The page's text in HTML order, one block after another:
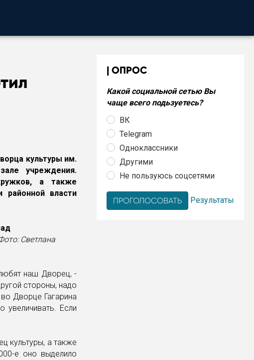
культуры им.
учреждения.
а также
районной власти
Светлана
наш Дворец, -
стороны, надо
Дворце Гагарина
увеличивать. Если
культуры, а также
е оно выделило
ОПРОС
Какой социальной сетью Вы
чаще всего подьзуетесь?
ВК
Telegram
Одноклассники
Другими
Не пользуюсь соцсетями
Результаты